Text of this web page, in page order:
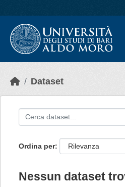
Dataset
Ordina per
Nessun dataset